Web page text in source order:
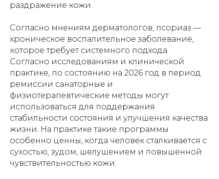
раздражение кожи.
Согласно мнениям дерматологов, псориаз —
хроническое воспалительное заболевание,
которое требует системного подхода.
Согласно исследованиям и клинической
практике, по состоянию на 2026 год в период
ремиссии санаторные и
физиотерапевтические методы могут
использоваться для поддержания
стабильности состояния и улучшения качества
жизни. На практике такие программы
особенно ценны, когда человек сталкивается с
сухостью, зудом, шелушением и повышенной
чувствительностью кожи.